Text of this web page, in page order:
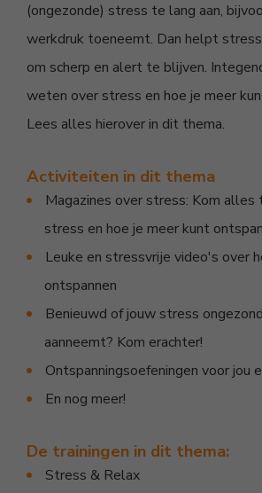
(ongezonde) stress te lang aan,
werkdruk toeneemt. Dan helpt
om scherp en alert te blijven.
weten over stress en hoe je meer
Lees alles hierover in dit thema.
Activiteiten in dit thema
Magazines over stress: Kom
stress en hoe je meer kunt
Leuke en stressvrije video's over
ontspannen
Benieuwd of jouw stress
aanneemt? Kom erachter!
Ontspanningsoefeningen voor jou
En nog meer!
De trainingen in dit thema:
Stress & Relax